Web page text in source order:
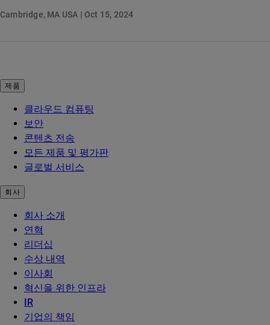
Cambridge, MA USA | Oct 15, 2024
제품
클라우드 컴퓨팅
보안
콘텐츠 전송
모든 제품 및 평가판
글로벌 서비스
회사
회사 소개
연혁
리더십
수상 내역
이사회
혁신을 위한 인프라
IR
기업의 책임